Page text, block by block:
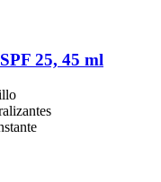
25, 45 ml